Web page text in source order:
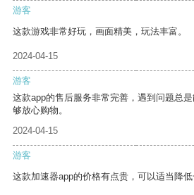
游客
这款游戏非常好玩，画面精美，玩法丰富。
2024-04-15
游客
这款app的售后服务非常完善，遇到问题总
够放心购物。
2024-04-15
游客
这款加速器app的价格有点贵，可以适当降低